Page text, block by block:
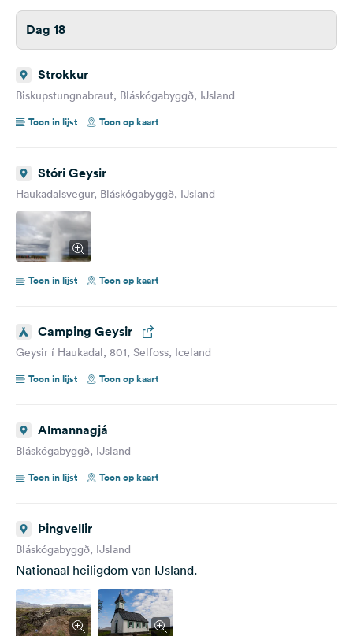
Dag 18
Strokkur
Biskupstungnabraut, Bláskógabyggð, IJsland
Toon in lijst
Toon op kaart
Stóri Geysir
Haukadalsvegur, Bláskógabyggð, IJsland
Toon in lijst Toon op kaart
Camping Geysir
Geysir í Haukadal, 801, Selfoss, Iceland
Toon in lijst
Toon op kaart
Almannagjá
Bláskógabyggð, IJsland
Toon in lijst
Toon op kaart
Þingvellir
Bláskógabyggð, IJsland
Nationaal heiligdom van IJsland.